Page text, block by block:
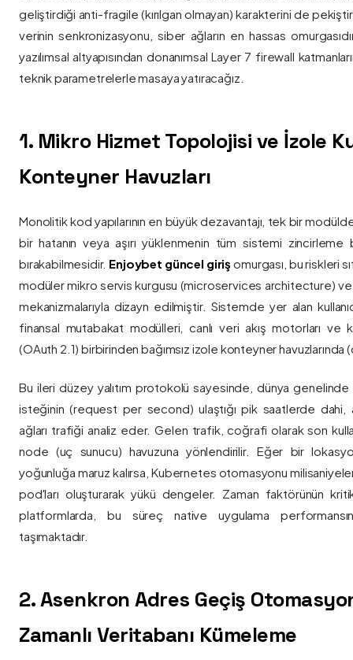
geliştirdiği anti-fragile (kırılgan olmayan) karakterini de
verinin senkronizasyonu, siber ağların en hassas
yazılımsal altyapısından donanımsal Layer 7 firewall
teknik parametrelerle masaya yatıracağız.
1. Mikro Hizmet Topolojisi ve İzole
Konteyner Havuzları
Monolitik kod yapılarının en büyük dezavantajı, tek bir
bir hatanın veya aşırı yüklenmenin tüm sistemi zincirleme
bırakabilmesidir. Enjoybet güncel giriş omurgası, bu riskleri
modüler mikro servis kurgusu (microservices architecture)
mekanizmalarıyla dizayn edilmiştir. Sistemde yer alan
finansal mutabakat modülleri, canlı veri akış motorları ve
(OAuth 2.1) birbirinden bağımsız izole konteyner havuzlarında
Bu ileri düzey yalıtım protokolü sayesinde, dünya genelinde
isteğinin (request per second) ulaştığı pik saatlerde dahi,
ağları trafiği analiz eder. Gelen trafik, coğrafi olarak son
node (uç sunucu) havuzuna yönlendirilir. Eğer bir
yoğunluğa maruz kalırsa, Kubernetes otomasyonu
pod'ları oluşturarak yükü dengeler. Zaman faktörünün
platformlarda, bu süreç native uygulama
taşımaktadır.
2. Asenkron Adres Geçiş
Zamanlı Veritabanı Kümeleme